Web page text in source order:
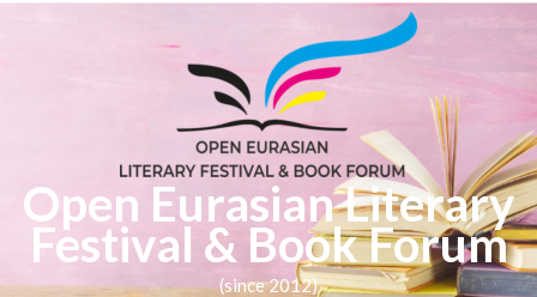
Open Eurasian Literary
Festival & Book Forum
(since 2012)